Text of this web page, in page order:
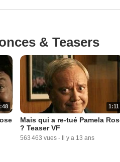
& Teasers
1:11
Mais qui a re-tué Pamela
? Teaser VF
563 463 vues - Il y a 13 ans